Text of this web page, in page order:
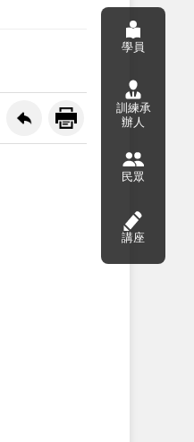
學員
訓練承
辦人
民眾
講座